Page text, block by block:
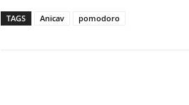
TAGS Anicav pomodoro